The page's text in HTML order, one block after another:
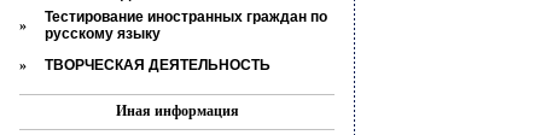
»
Тестирование иностранных граждан по
русскому языку
»
ТВОРЧЕСКАЯ ДЕЯТЕЛЬНОСТЬ
Иная информация